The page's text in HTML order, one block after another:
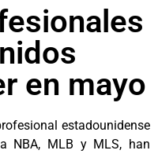
en mayo
estadounidense
NBA, MLB y MLS, han